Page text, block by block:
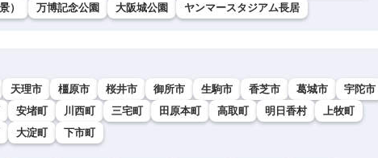
） 万博記念公園 大阪城公園 ヤンマースタジアム長居
天理市 橿原市 桜井市 御所市 生駒市 香芝市 葛城市
宇陀市
安堵町 川西町 三宅町 田原本町 高取町 明日香村
上牧町
大淀町 下市町